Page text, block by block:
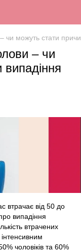
чи можуть стати
– чи
втрачає від 50 до
випадіння
втрачених
чоловіків та 60%